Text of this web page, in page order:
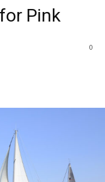
Pink
0